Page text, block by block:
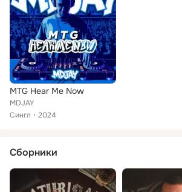
MTG Hear Me Now
MDJAY
Сингл
2024
Сборники